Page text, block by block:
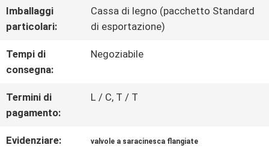
RICHIEDA
UNA
Imballaggi
particolari:
Cassa di legno (pacchetto Standard
di esportazione)
Tempi di
consegna:
Negoziabile
Termini di
pagamento:
L / C, T / T
Evidenziare: valvole a saracinesca flangiate